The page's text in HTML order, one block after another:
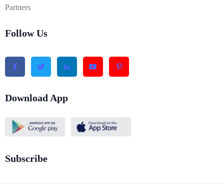
Partners
Follow Us
Download App
Subscribe